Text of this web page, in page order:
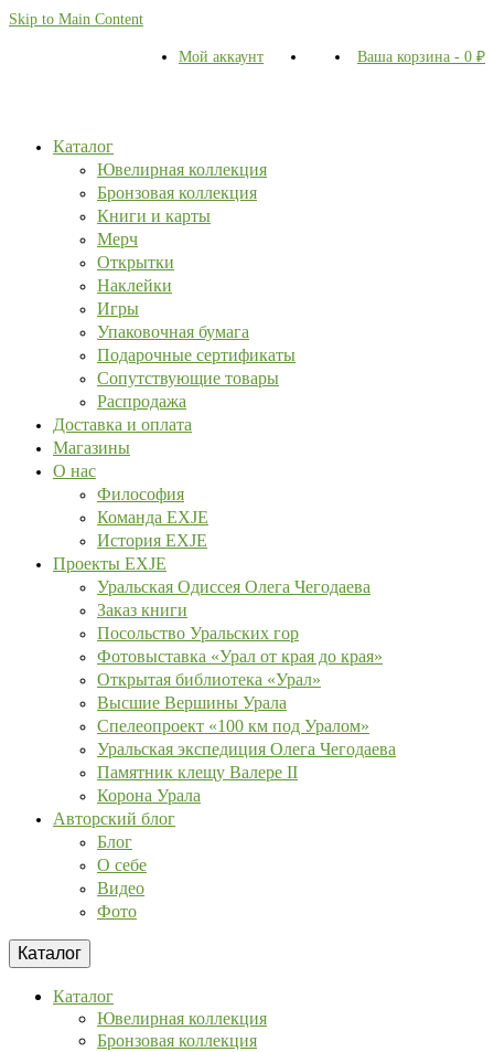
Skip to Main Content
Мой аккаунт Ваша корзина - 0 ₽
Каталог
Ювелирная коллекция
Бронзовая коллекция
Книги и карты
Мерч
Открытки
Наклейки
Игры
Упаковочная бумага
Подарочные сертификаты
Сопутствующие товары
Распродажа
Доставка и оплата
Магазины
О нас
Философия
Команда EXJE
История EXJE
Проекты EXJE
Уральская Одиссея Олега Чегодаева
Заказ книги
Посольство Уральских гор
Фотовыставка «Урал от края до края»
Открытая библиотека «Урал»
Высшие Вершины Урала
Спелеопроект «100 км под Уралом»
Уральская экспедиция Олега Чегодаева
Памятник клещу Валере II
Корона Урала
Авторский блог
Блог
О себе
Видео
Фото
Каталог
Каталог
Ювелирная коллекция
Бронзовая коллекция